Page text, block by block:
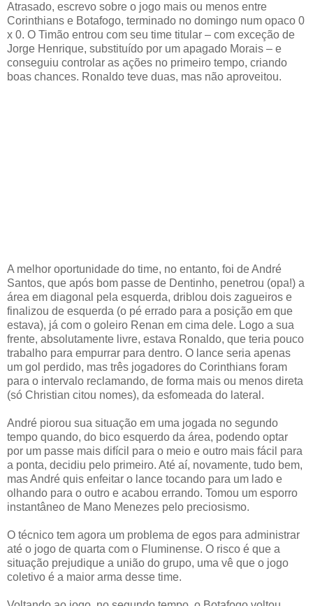
Atrasado, escrevo sobre o jogo mais ou menos entre
Corinthians e Botafogo, terminado no domingo num opaco 0
x 0. O Timão entrou com seu time titular – com exceção de
Jorge Henrique, substituído por um apagado Morais – e
conseguiu controlar as ações no primeiro tempo, criando
boas chances. Ronaldo teve duas, mas não aproveitou.
A melhor oportunidade do time, no entanto, foi de André
Santos, que após bom passe de Dentinho, penetrou (opa!) a
área em diagonal pela esquerda, driblou dois zagueiros e
finalizou de esquerda (o pé errado para a posição em que
estava), já com o goleiro Renan em cima dele. Logo a sua
frente, absolutamente livre, estava Ronaldo, que teria pouco
trabalho para empurrar para dentro. O lance seria apenas
um gol perdido, mas três jogadores do Corinthians foram
para o intervalo reclamando, de forma mais ou menos direta
(só Christian citou nomes), da esfomeada do lateral.
André piorou sua situação em uma jogada no segundo
tempo quando, do bico esquerdo da área, podendo optar
por um passe mais difícil para o meio e outro mais fácil para
a ponta, decidiu pelo primeiro. Até aí, novamente, tudo bem,
mas André quis enfeitar o lance tocando para um lado e
olhando para o outro e acabou errando. Tomou um esporro
instantâneo de Mano Menezes pelo preciosismo.
O técnico tem agora um problema de egos para administrar
até o jogo de quarta com o Fluminense. O risco é que a
situação prejudique a união do grupo, uma vê que o jogo
coletivo é a maior arma desse time.